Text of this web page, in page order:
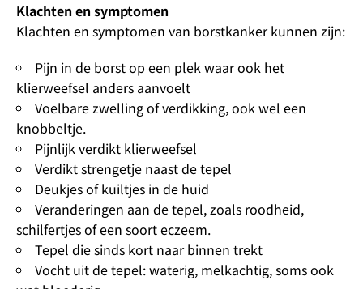
Klachten en symptomen
Klachten en symptomen van borstkanker kunnen zijn:
Pijn in de borst op een plek waar ook het
klierweefsel anders aanvoelt
Voelbare zwelling of verdikking, ook wel een
knobbeltje.
Pijnlijk verdikt klierweefsel
Verdikt strengetje naast de tepel
Deukjes of kuiltjes in de huid
Veranderingen aan de tepel, zoals roodheid,
schilfertjes of een soort eczeem.
Tepel die sinds kort naar binnen trekt
Vocht uit de tepel: waterig, melkachtig, soms ook